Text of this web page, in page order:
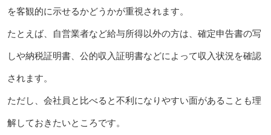
を客観的に示せるかどうかが重視されます。
たとえば、自営業者など給与所得以外の方は、確定申告書の写
しや納税証明書、公的収入証明書などによって収入状況を確認
されます。
ただし、会社員と比べると不利になりやすい面があることも理
解しておきたいところです。